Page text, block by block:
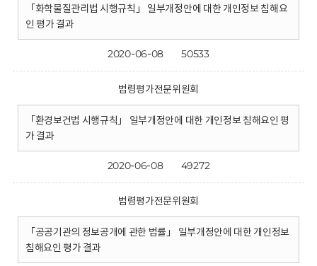
「화학물질관리법 시행규칙」 일부개정안에 대한 개인정보 침해요
인 평가 결과
2020-06-08 50533
법령평가전문위원회
「환경보건법 시행규칙」 일부개정안에 대한 개인정보 침해요인 평
가 결과
2020-06-08 49272
법령평가전문위원회
「공공기관의 정보공개에 관한 법률」 일부개정안에 대한 개인정보
침해요인 평가 결과